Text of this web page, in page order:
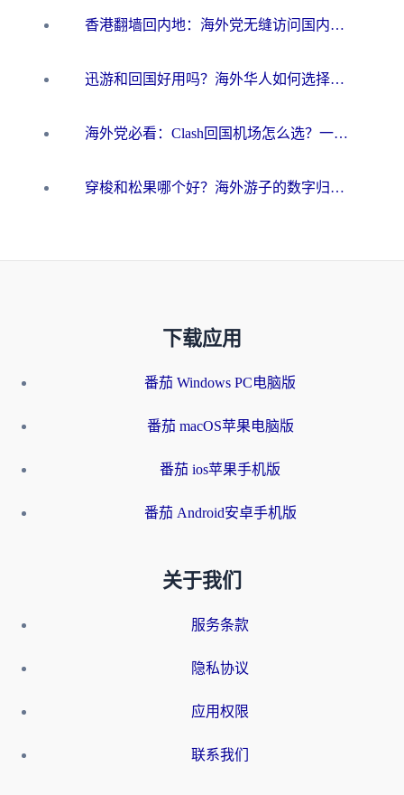
香港翻墙回内地：海外党无缝访问国内资源的加速器选择全攻略
迅游和回国好用吗？海外华人如何选择靠谱的回国加速器
海外党必看：Clash回国机场怎么选？一篇搞定无缝访问国内资源的全攻略
穿梭和松果哪个好？海外游子的数字归乡路，到底该怎么选
下载应用
番茄 Windows PC电脑版
番茄 macOS苹果电脑版
番茄 ios苹果手机版
番茄 Android安卓手机版
关于我们
服务条款
隐私协议
应用权限
联系我们